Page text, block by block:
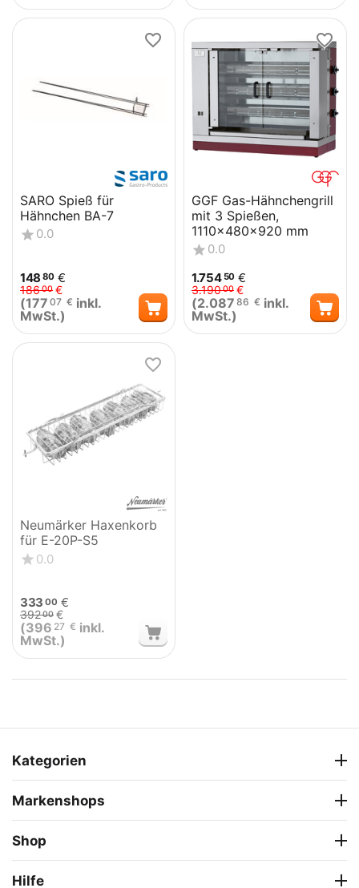
SARO Spieß für
Hähnchen BA-7
0.0
148 80 €
18600 €
(177 07 € inkl.
MwSt.)
GGF Gas-Hähnchengrill
mit 3 Spießen,
1110x480x920 mm
0.0
1.75450 €
3.19000 €
(2.087 86 € inkl.
MwSt.)
Neumärker Haxenkorb
für E-20P-S5
0.0
333 00 €
39200 €
(396 27 € inkl.
MwSt.)
Kategorien
Markenshops
Shop
Hilfe